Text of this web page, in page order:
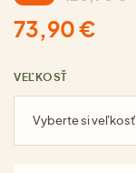
73,90 €
VEĽKOSŤ
Vyberte si veľkosť